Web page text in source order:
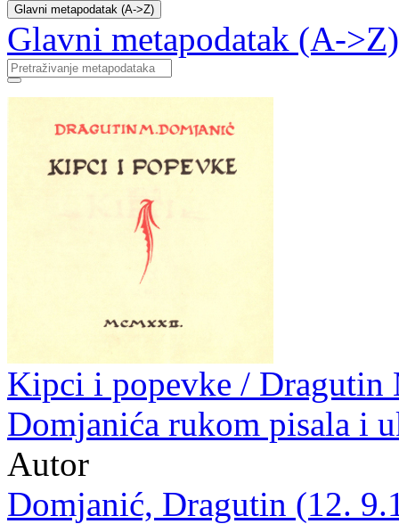
Glavni metapodatak (A->Z)
Glavni metapodatak (A->Z)
Kipci i popevke / Dragutin
Domjanića rukom pisala i
Autor
Domjanić, Dragutin (12.